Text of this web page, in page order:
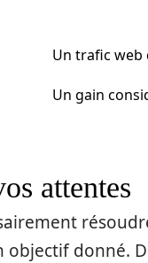
Un trafic web
Un gain
attentes
donné.